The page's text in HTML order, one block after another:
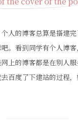
人的博客总算是搭建
。看到同学有个人博
上的博客都是在别人
百度了下建站的过程